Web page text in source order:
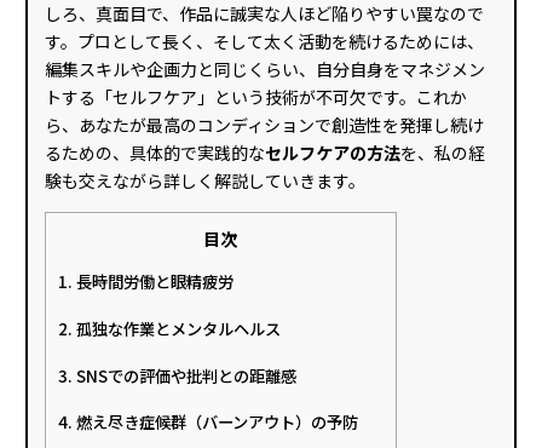
しろ、真面目で、作品に誠実な人ほど陥りやすい罠なので
す。プロとして長く、そして太く活動を続けるためには、
編集スキルや企画力と同じくらい、自分自身をマネジメン
トする「セルフケア」という技術が不可欠です。これか
ら、あなたが最高のコンディションで創造性を発揮し続け
るための、具体的で実践的なセルフケアの方法を、私の経
験も交えながら詳しく解説していきます。
目次
1. 長時間労働と眼精疲労
2. 孤独な作業とメンタルヘルス
3. SNSでの評価や批判との距離感
4. 燃え尽き症候群（バーンアウト）の予防